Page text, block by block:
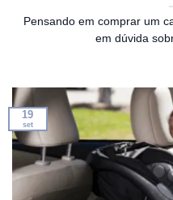
Pensando em comprar um
em dúvida
19
set